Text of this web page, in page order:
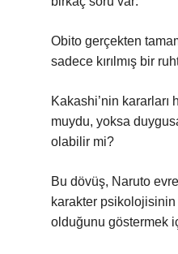
Obito gerçekten
sadece kırılmış bir
Kakashi’nin kararları
muydu, yoksa
olabilir mi?
Bu dövüş, Naruto
karakter
olduğunu göstermek